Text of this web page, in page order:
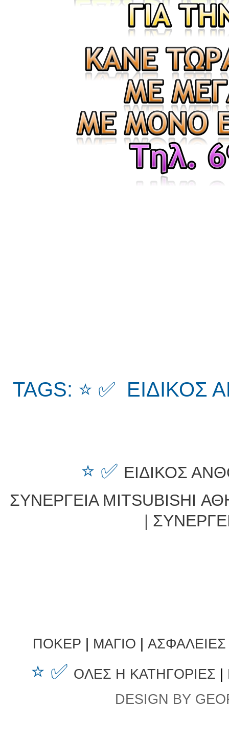
TAGS: ⭐ ✅
⭐ ✅ ΕΙΔΙΚΟΣ
ΣΥΝΕΡΓΕΙΑ MITSUBISHI
|
ΠΟΚΕΡ ΜΑΓΙΟ
⭐ ✅ ΟΛΕΣ Η ΚΑΤΗΓΟΡΙΕΣ
DESIGN BY